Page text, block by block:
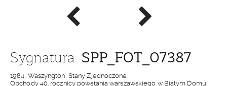
Poprzednie
zdjęcie
Następne
zdjęcie
Sygnatura: SPP_FOT_07387
1984, Waszyngton, Stany Zjednoczone.
Obchody 40. rocznicy powstania warszawskiego w Białym Domu.